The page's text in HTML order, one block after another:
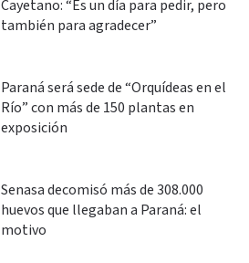
Cayetano: “Es un día para pedir, pero
también para agradecer”
Paraná será sede de “Orquídeas en el
Río” con más de 150 plantas en
exposición
Senasa decomisó más de 308.000
huevos que llegaban a Paraná: el
motivo